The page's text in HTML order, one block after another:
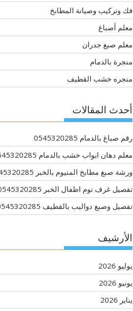
فك وتركيب وصيانة المطابخ
معلم أصباغ
معلم صبغ جدران
منجرة بالدمام
منجره خشب القطيف
أحدث المقالات
رقم صباغ بالدمام 0545320285
معلم دهان ابواب خشب بالدمام 0545320285
ورشة صبغ مطابخ المنيوم بالخبر 0545320285
تفصيل غرف نوم اطفال الخبر 0545320285
تفصيل وصبغ دواليب بالقطيف 0545320285
الأرشيف
يوليو 2026
يونيو 2026
يناير 2026